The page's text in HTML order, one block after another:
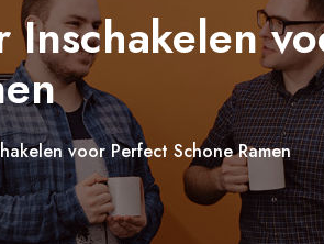
Inschakelen
voor Perfect Schone Ramen